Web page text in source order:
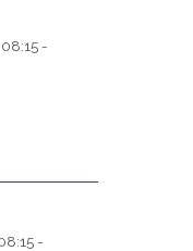
08:15 -
-